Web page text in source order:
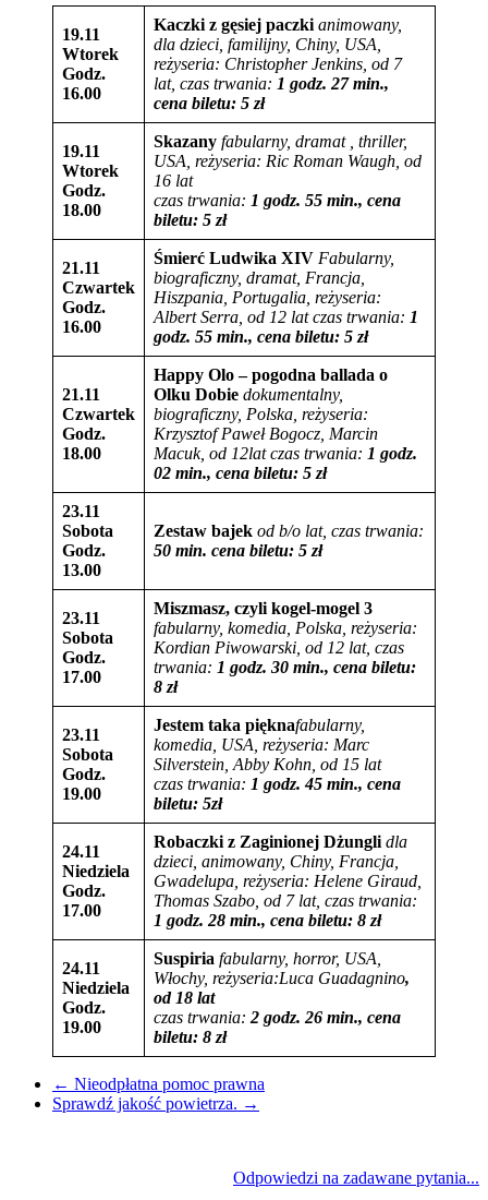
19.11
Wtorek
Godz.
16.00
Kaczki z gęsiej paczki animowany,
dla dzieci, familijny, Chiny, USA,
reżyseria: Christopher Jenkins , od 7
lat, czas trwania: 1 godz. 27 min.,
cena biletu: 5 zł
19.11
Wtorek
Godz.
18.00
Skazany fabularny, dramat , thriller,
USA, reżyseria: Ric Roman Waugh, od
16 lat
czas trwania: 1 godz. 55 min., cena
biletu: 5 zł
21.11
Czwartek
Godz.
16.00
Śmierć Ludwika XIV Fabularny,
biograficzny, dramat, Francja,
Hiszpania, Portugalia, reżyseria:
Albert Serra, od 12 lat czas trwania: 1
godz. 55 min., cena biletu: 5 zł
21.11
Czwartek
Godz.
18.00
Happy Olo – pogodna ballada o
Olku Dobie dokumentalny,
biograficzny, Polska, reżyseria:
Krzysztof Paweł Bogocz, Marcin
Macuk, od 12lat czas trwania: 1 godz.
02 min., cena biletu: 5 zł
23.11
Sobota
Godz.
13.00
Zestaw bajek od b/o lat, czas trwania:
50 min. cena biletu: 5 zł
23.11
Sobota
Godz.
17.00
Miszmasz, czyli kogel-mogel 3
fabularny, komedia, Polska, reżyseria:
Kordian Piwowarski, od 12 lat, czas
trwania: 1 godz. 30 min., cena biletu:
8 zł
23.11
Sobota
Godz.
19.00
Jestem taka pięknafabularny,
komedia, USA, reżyseria: Marc
Silverstein, Abby Kohn, od 15 lat
czas trwania: 1 godz. 45 min., cena
biletu: 5zł
24.11
Niedziela
Godz.
17.00
Robaczki z Zaginionej Dżungli dla
dzieci, animowany, Chiny, Francja,
Gwadelupa, reżyseria: Helene Giraud,
Thomas Szabo, od 7 lat, czas trwania:
1 godz. 28 min., cena biletu: 8 zł
24.11
Niedziela
Godz.
19.00
Suspiria fabularny, horror, USA,
Włochy, reżyseria:Luca Guadagnino,
od 18 lat
czas trwania: 2 godz. 26 min., cena
biletu: 8 zł
← Nieodpłatna pomoc prawna
Sprawdź jakość powietrza. →
Odpowiedzi na zadawane pytania...